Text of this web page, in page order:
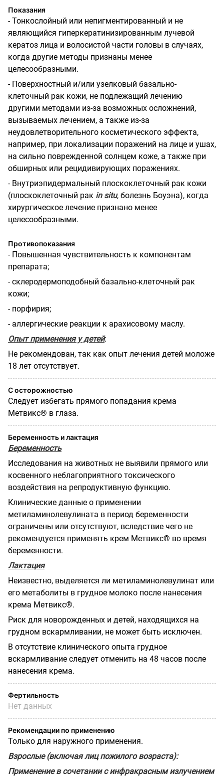
Показания
- Тонкослойный или непигментированный и не
являющийся гиперкератинизированным лучевой
кератоз лица и волосистой части головы в случаях,
когда другие методы признаны менее
целесообразными.
- Поверхностный и/или узелковый базально-
клеточный рак кожи, не подлежащий лечению
другими методами из-за возможных осложнений,
вызываемых лечением, а также из-за
неудовлетворительного косметического эффекта,
например, при локализации поражений на лице и ушах,
на сильно поврежденной солнцем коже, а также при
обширных или рецидивирующих поражениях.
- Внутриэпидермальный плоскоклеточный рак кожи
(плоскоклеточный рак in situ, болезнь Боуэна), когда
хирургическое лечение признано менее
целесообразными.
Противопоказания
- Повышенная чувствительность к компонентам
препарата;
- склеродермоподобный базально-клеточный рак
кожи;
- порфирия;
- аллергические реакции к арахисовому маслу.
Опыт применения у детей:
Не рекомендован, так как опыт лечения детей моложе
18 лет отсутствует.
С осторожностью
Следует избегать прямого попадания крема
Метвикс® в глаза.
Беременность и лактация
Беременность
Исследования на животных не выявили прямого или
косвенного неблагоприятного токсического
воздействия на репродуктивную функцию.
Клинические данные о применении
метиламинолевулината в период беременности
ограничены или отсутствуют, вследствие чего не
рекомендуется применять крем Метвикс® во время
беременности.
Лактация
Неизвестно, выделяется ли метиламинолевулинат или
его метаболиты в грудное молоко после нанесения
крема Метвикс®.
Риск для новорожденных и детей, находящихся на
грудном вскармливании, не может быть исключен.
В отсутствие клинического опыта грудное
вскармливание следует отменить на 48 часов после
нанесения крема.
Фертильность
Нет данных
Рекомендации по применению
Только для наружного применения.
Взрослые (включая лиц пожилого возраста):
Применение в сочетании с инфракрасным излучением